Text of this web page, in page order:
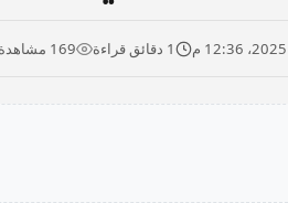
1 دقائق قراءة 169 مشاهدة